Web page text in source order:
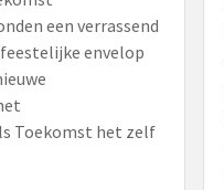
een verrassend
envelop
Toekomst het zelf